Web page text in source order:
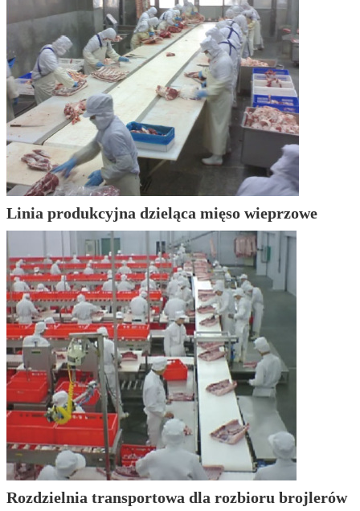
Linia produkcyjna dzieląca mięso wieprzowe
Rozdzielnia transportowa dla rozbioru brojlerów